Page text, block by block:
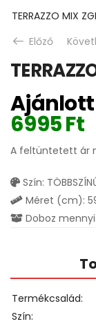
TERRAZZO MIX
Előző
6995Ft
A feltüntetett ár
Szín:
Méret (cm):
Doboz
Termékcsalád
Szín